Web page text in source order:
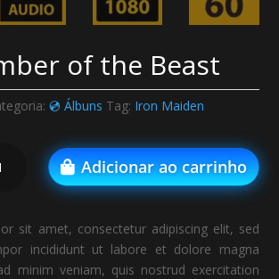
of the Beast
💿 Álbuns Tag: Iron Maiden
Adicionar ao carrinho
sit amet, consectetur adipiscing elit, sed
incididunt ut labore et dolore magna
minim veniam, quis nostrud exercitation